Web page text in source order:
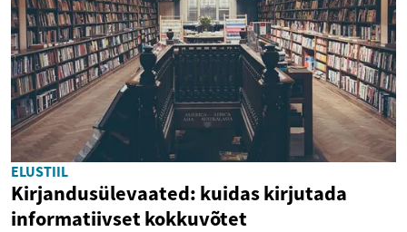
ELUSTIIL
Kirjandusülevaated: kuidas kirjutada
informatiivset kokkuvõtet